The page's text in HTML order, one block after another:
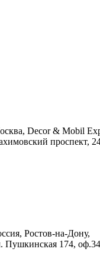
Decor & Mobil
проспект,
Ростов-на-Дону,
Пушкинская 174, оф.34